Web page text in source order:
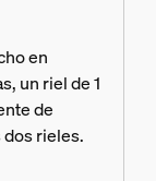
en
un riel de 1
de
rieles.